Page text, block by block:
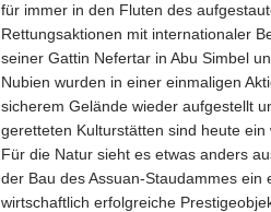
für immer in den Fluten des
Rettungsaktionen mit internationaler
seiner Gattin Nefertar in Abu Simbel
Nubien wurden in einer einmaligen
sicherem Gelände wieder aufgestellt
geretteten Kulturstätten sind heute ein
Für die Natur sieht es etwas anders
der Bau des Assuan-Staudammes
wirtschaftlich erfolgreiche